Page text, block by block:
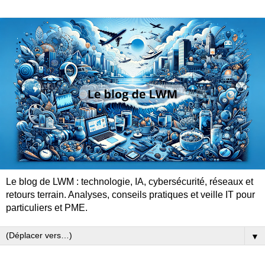
Le blog de LWM : technologie, IA, cybersécurité, réseaux et
retours terrain. Analyses, conseils pratiques et veille IT pour
particuliers et PME.
▼